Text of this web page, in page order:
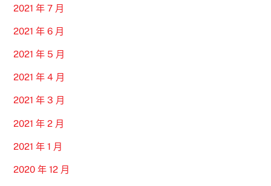
2021 年 7 月
2021 年 6 月
2021 年 5 月
2021 年 4 月
2021 年 3 月
2021 年 2 月
2021 年 1 月
2020 年 12 月